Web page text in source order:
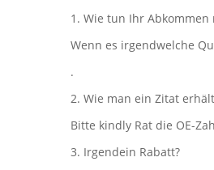
1. Wie tun Ihr
Wenn es irgendwelche
.
2. Wie man ein Zitat
Bitte kindly Rat die OE-
3. Irgendein Rabatt?